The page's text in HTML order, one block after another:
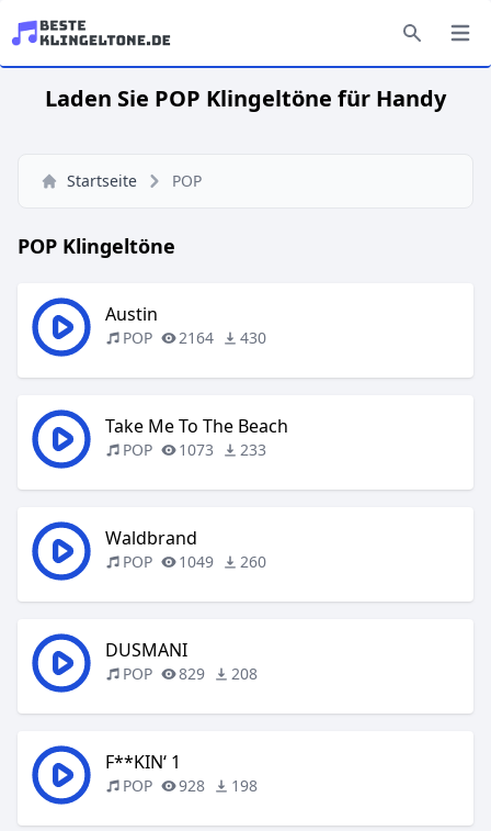
Laden Sie POP Klingeltöne für Handy
Startseite POP
POP Klingeltöne
Austin
POP 2164 430
Take Me To The Beach
POP 1073 233
Waldbrand
POP 1049 260
DUSMANI
POP 829 208
F**KIN‘ 1
POP 928 198